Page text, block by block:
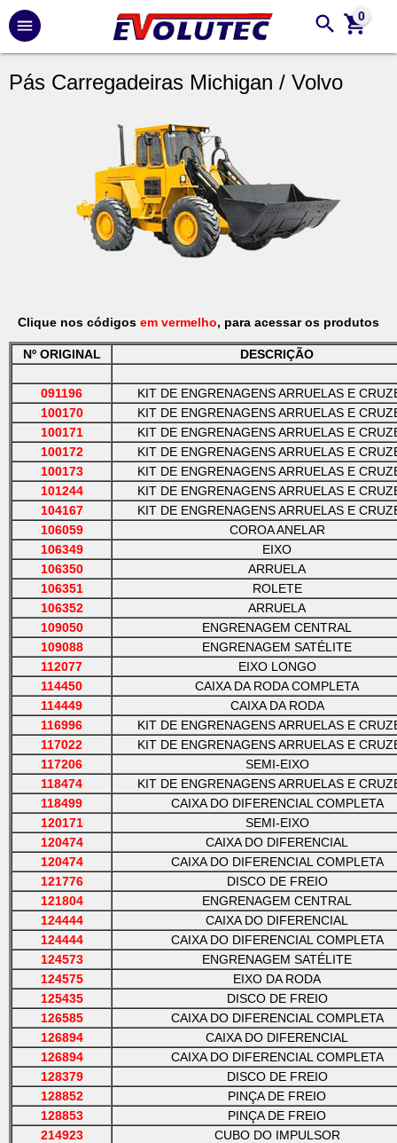
0
Pás Carregadeiras Michigan / Volvo
Clique nos códigos em vermelho, para acessar os produtos
Nº ORIGINAL DESCRIÇÃO
091196
KIT DE ENGRENAGENS ARRUELAS E
100170
KIT DE ENGRENAGENS ARRUELAS E
100171
KIT DE ENGRENAGENS ARRUELAS E
100172
KIT DE ENGRENAGENS ARRUELAS E
100173
KIT DE ENGRENAGENS ARRUELAS E
101244
KIT DE ENGRENAGENS ARRUELAS E
104167
KIT DE ENGRENAGENS ARRUELAS E
106059
COROA ANELAR
106349
EIXO
106350
ARRUELA
106351
ROLETE
106352
ARRUELA
109050
ENGRENAGEM CENTRAL
109088
ENGRENAGEM SATÉLITE
112077
EIXO LONGO
114450
CAIXA DA RODA COMPLETA
114449
CAIXA DA RODA
116996
KIT DE ENGRENAGENS ARRUELAS E
117022
KIT DE ENGRENAGENS ARRUELAS E
117206
SEMI-EIXO
118474
KIT DE ENGRENAGENS ARRUELAS E
118499
CAIXA DO DIFERENCIAL COMPLETA
120171
SEMI-EIXO
120474
CAIXA DO DIFERENCIAL
120474
CAIXA DO DIFERENCIAL COMPLETA
121776
DISCO DE FREIO
121804
ENGRENAGEM CENTRAL
124444
CAIXA DO DIFERENCIAL
124444
CAIXA DO DIFERENCIAL COMPLETA
124573
ENGRENAGEM SATÉLITE
124575
EIXO DA RODA
125435
DISCO DE FREIO
126585
CAIXA DO DIFERENCIAL COMPLETA
126894
CAIXA DO DIFERENCIAL
126894
CAIXA DO DIFERENCIAL COMPLETA
128379
DISCO DE FREIO
128852
PINÇA DE FREIO
128853
PINÇA DE FREIO
214923
CUBO DO IMPULSOR